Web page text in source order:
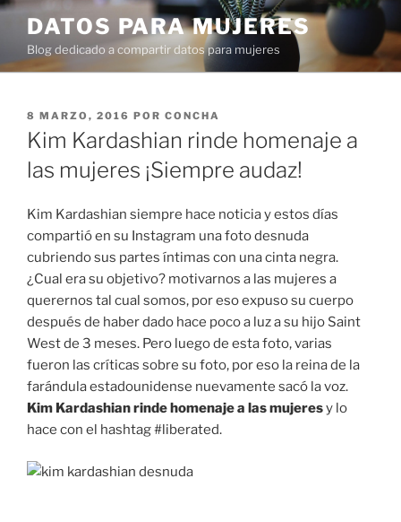
Ir
contenido
DATOS PARA MUJERES
Blog dedicado a compartir datos para mujeres
PUBLICADO
EN
8 MARZO, 2016 POR CONCHA
Kim Kardashian rinde homenaje a
las mujeres ¡Siempre audaz!
Kim Kardashian siempre hace noticia y estos días
compartió en su Instagram una foto desnuda
cubriendo sus partes íntimas con una cinta negra.
¿Cual era su objetivo? motivarnos a las mujeres a
querernos tal cual somos, por eso expuso su cuerpo
después de haber dado hace poco a luz a su hijo Saint
West de 3 meses. Pero luego de esta foto, varias
fueron las críticas sobre su foto, por eso la reina de la
farándula estadounidense nuevamente sacó la voz.
Kim Kardashian rinde homenaje a las mujeresy lo
hace con el hashtag #liberated.